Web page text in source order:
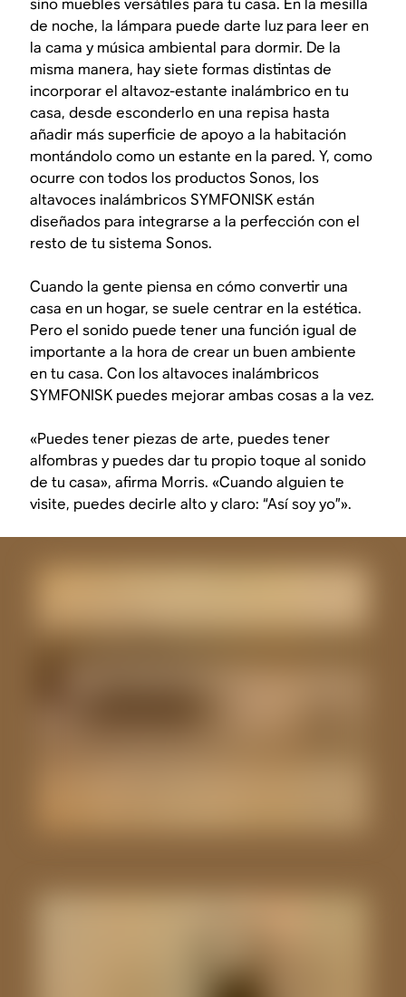
sino muebles versátiles para tu casa. En la mesilla
de noche, la lámpara puede darte luz para leer en
la cama y música ambiental para dormir. De la
misma manera, hay siete formas distintas de
incorporar el altavoz-estante inalámbrico en tu
casa, desde esconderlo en una repisa hasta
añadir más superficie de apoyo a la habitación
montándolo como un estante en la pared. Y, como
ocurre con todos los productos Sonos, los
altavoces inalámbricos SYMFONISK están
diseñados para integrarse a la perfección con el
resto de tu sistema Sonos.
Cuando la gente piensa en cómo convertir una
casa en un hogar, se suele centrar en la estética.
Pero el sonido puede tener una función igual de
importante a la hora de crear un buen ambiente
en tu casa. Con los altavoces inalámbricos
SYMFONISK puedes mejorar ambas cosas a la vez.
«Puedes tener piezas de arte, puedes tener
alfombras y puedes dar tu propio toque al sonido
de tu casa», afirma Morris. «Cuando alguien te
visite, puedes decirle alto y claro: “Así soy yo”».